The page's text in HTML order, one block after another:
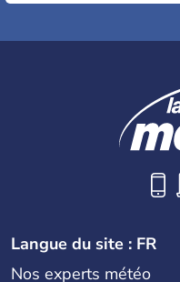
Langue du site : FR
Nos experts météo